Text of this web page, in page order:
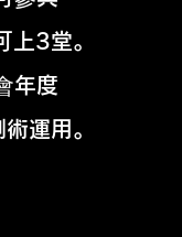
3堂。
年度
運用。